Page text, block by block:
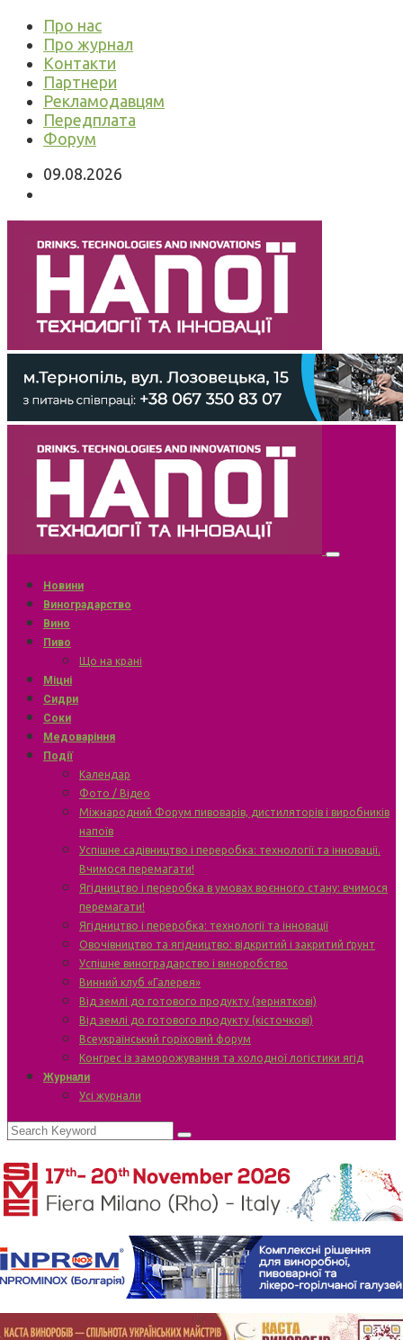
Про нас
Про журнал
Контакти
Партнери
Рекламодавцям
Передплата
Форум
09.08.2026
Новини
Виноградарство
Вино
Пиво
Що на крані
Міцні
Сидри
Соки
Медоваріння
Події
Календар
Фото / Відео
Міжнародний Форум пивоварів, дистиляторів і виробників
напоїв
Успішне садівництво і переробка: технології та інновації.
Вчимося перемагати!
Ягідництво і переробка в умовах воєнного стану: вчимося
перемагати!
Ягідництво і переробка: технології та інновації
Овочівництво та ягідництво: відкритий і закритий ґрунт
Успішне виноградарство і виноробство
Винний клуб «Галерея»
Від землі до готового продукту (зерняткові)
Від землі до готового продукту (кісточкові)
Всеукраїнський горіховий форум
Конгрес із заморожування та холодної логістики ягід
Журнали
Усі журнали